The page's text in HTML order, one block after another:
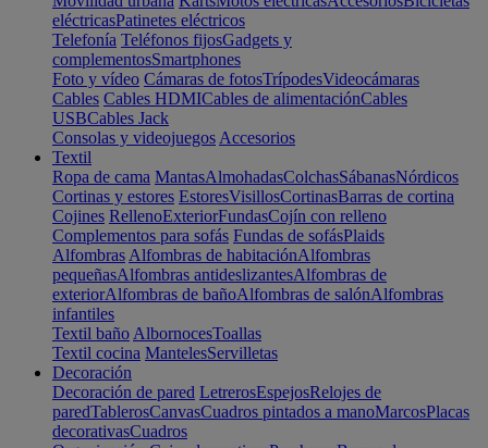
eléctricasPatinetes eléctricos
Telefonía Teléfonos fijosGadgets y
complementosSmartphones
Foto y vídeo Cámaras de fotosTrípodesVideocámaras
Cables Cables HDMICables de alimentaciónCables
USBCables Jack
Consolas y videojuegos Accesorios
Textil
Ropa de cama MantasAlmohadasColchasSábanasNórdicos
Cortinas y estores EstoresVisillosCortinasBarras de cortina
Cojines RellenoExteriorFundasCojín con relleno
Complementos para sofás Fundas de sofásPlaids
Alfombras Alfombras de habitaciónAlfombras
pequeñasAlfombras antideslizantesAlfombras de
exteriorAlfombras de bañoAlfombras de salónAlfombras
infantiles
Textil baño AlbornocesToallas
Textil cocina MantelesServilletas
Decoración
Decoración de pared LetrerosEspejosRelojes de
paredTablerosCanvasCuadros pintados a manoMarcosPlacas
decorativasCuadros